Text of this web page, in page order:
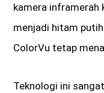
kamera inframerah
menjadi hitam
ColorVu tetap
Teknologi ini